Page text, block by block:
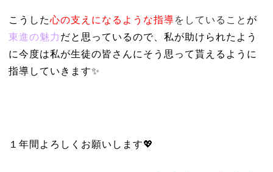
こうした心の支えになるような指導をしていること が
東進の魅力 だと思っているので、私が助けられたよう
に今度は私が生徒の皆さんにそう思って貰えるように
指導していきます✨️
１年間よろしくお願いします💖